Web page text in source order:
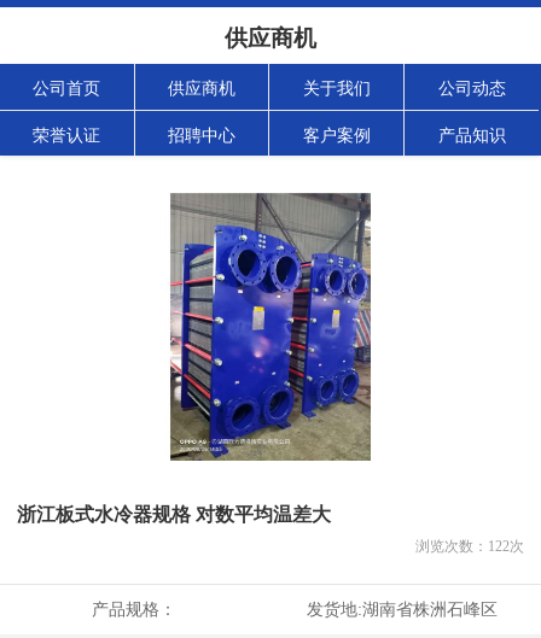
供应商机
公司首页 供应商机 关于我们 公司动态
荣誉认证 招聘中心 客户案例 产品知识
浙江板式水冷器规格 对数平均温差大
浏览次数： 122次
产品规格： 发货地:湖南省株洲石峰区